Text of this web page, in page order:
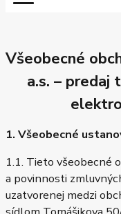
Všeobecné
a.s. –
1. Všeobecné
1.1. Tieto všeobecné
a povinnosti
uzatvorenej medzi